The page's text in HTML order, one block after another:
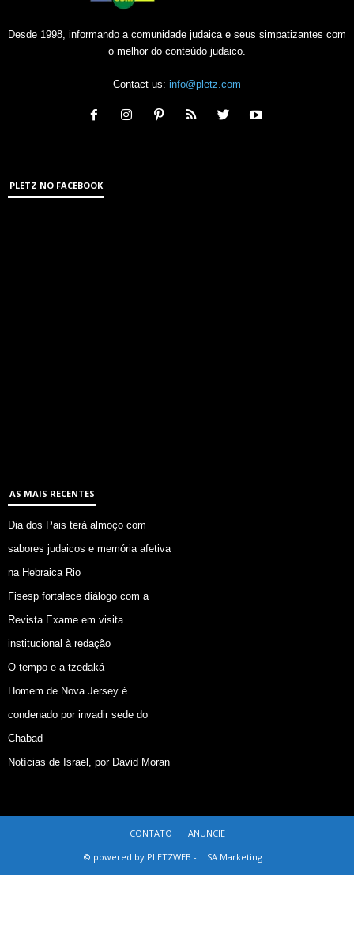
Desde 1998, informando a comunidade judaica e seus simpatizantes com
o melhor do conteúdo judaico.
Contact us: info@pletz.com
PLETZ NO FACEBOOK
AS MAIS RECENTES
Dia dos Pais terá almoço com
sabores judaicos e memória afetiva
na Hebraica Rio
Fisesp fortalece diálogo com a
Revista Exame em visita
institucional à redação
O tempo e a tzedaká
Homem de Nova Jersey é
condenado por invadir sede do
Chabad
Notícias de Israel, por David Moran
CONTATO
ANUNCIE
© powered by PLETZWEB -
SA Marketing